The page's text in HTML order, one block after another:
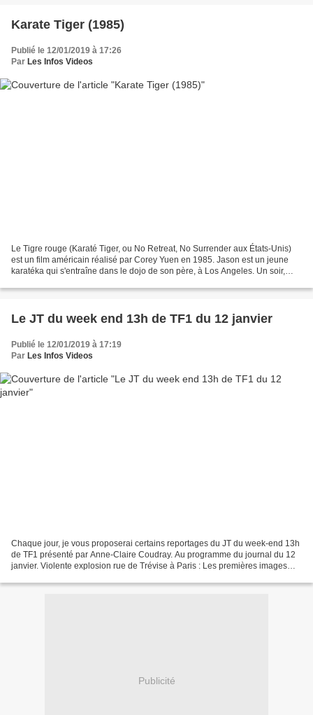
Karate Tiger (1985)
Publié le 12/01/2019 à 17:26
Par Les Infos Videos
Le Tigre rouge (Karaté Tiger, ou No Retreat, No Surrender aux États-Unis)
est un film américain réalisé par Corey Yuen en 1985. Jason est un jeune
karatéka qui s'entraîne dans le dojo de son père, à Los Angeles. Un soir,
Le JT du week end 13h de TF1 du 12 janvier
Publié le 12/01/2019 à 17:19
Par Les Infos Videos
Chaque jour, je vous proposerai certains reportages du JT du week-end 13h
de TF1 présenté par Anne-Claire Coudray. Au programme du journal du 12
janvier. Violente explosion rue de Trévise à Paris : Les premières images
Publicité